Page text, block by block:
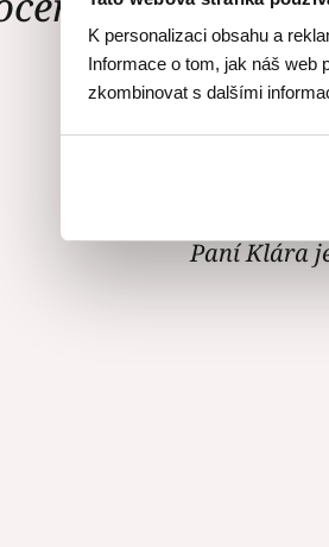
K personalizaci obsahu a
Informace o tom, jak náš web
zkombinovat s dalšími
Kurz
recepty
Paní Klára